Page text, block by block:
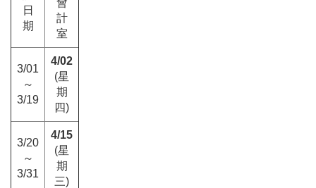
日
期
計
室
3/01
～
3/19
4/02
(星
期
四)
3/20
～
3/31
4/15
(星
期
三)